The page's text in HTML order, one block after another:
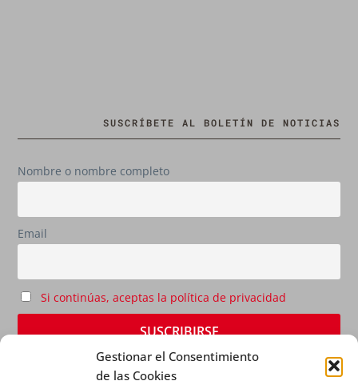
Gestionar el Consentimiento
de las Cookies
SUSCRÍBETE AL BOLETÍN DE NOTICIAS
Nombre o nombre completo
Email
Si continúas, aceptas la política de privacidad